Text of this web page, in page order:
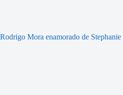
Rodrigo Mora enamorado de